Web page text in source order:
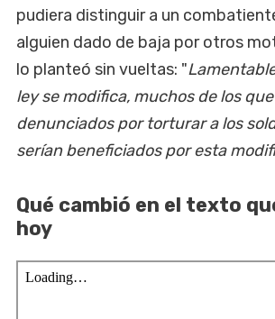
pudiera distinguir a un
alguien dado de baja por otros
lo planteó sin vueltas: "
ley se modifica, muchos de los
denunciados por torturar a los
serían beneficiados por esta
Qué cambió en el texto
hoy